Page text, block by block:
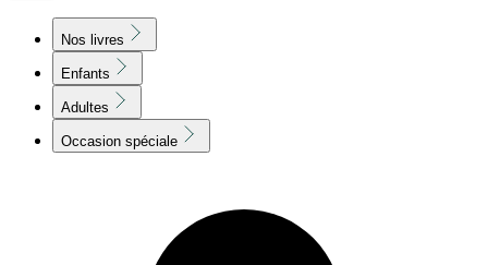
Nos livres
Enfants
Adultes
Occasion spéciale